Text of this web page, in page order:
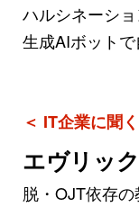
ハルシネーシ
生成AIボット
＜ IT企業に聞
エヴリック
脱・OJT依存